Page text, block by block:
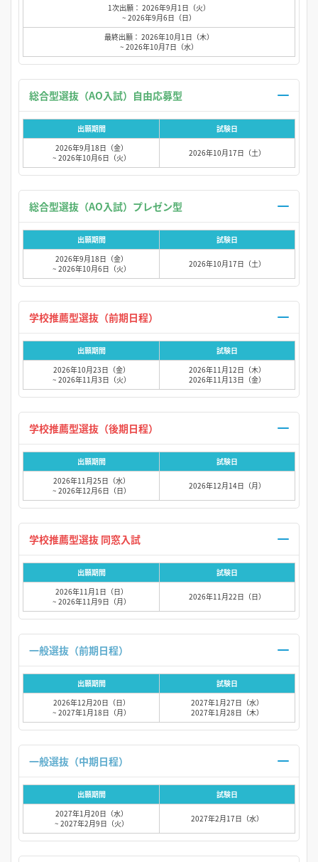
1次出願： 2026年9月1日（火）
~ 2026年9月6日（日）
最終出願： 2026年10月1日（木）
~ 2026年10月7日（水）
出願期間
試験日
2026年9月18日（金）
~ 2026年10月6日（火）
2026年10月17日（土）
出願期間
試験日
2026年9月18日（金）
~ 2026年10月6日（火）
2026年10月17日（土）
出願期間
試験日
2026年10月23日（金）
~ 2026年11月3日（火）
2026年11月12日（木）
2026年11月13日（金）
出願期間
試験日
2026年11月25日（水）
~ 2026年12月6日（日）
2026年12月14日（月）
出願期間
試験日
2026年11月1日（日）
~ 2026年11月9日（月）
2026年11月22日（日）
出願期間
試験日
2026年12月20日（日）
~ 2027年1月18日（月）
2027年1月27日（水）
2027年1月28日（木）
出願期間
試験日
2027年1月20日（水）
~ 2027年2月9日（火）
2027年2月17日（水）